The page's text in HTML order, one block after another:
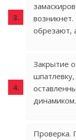
обрезают,
Закрытие
динамиком.
Проверка.